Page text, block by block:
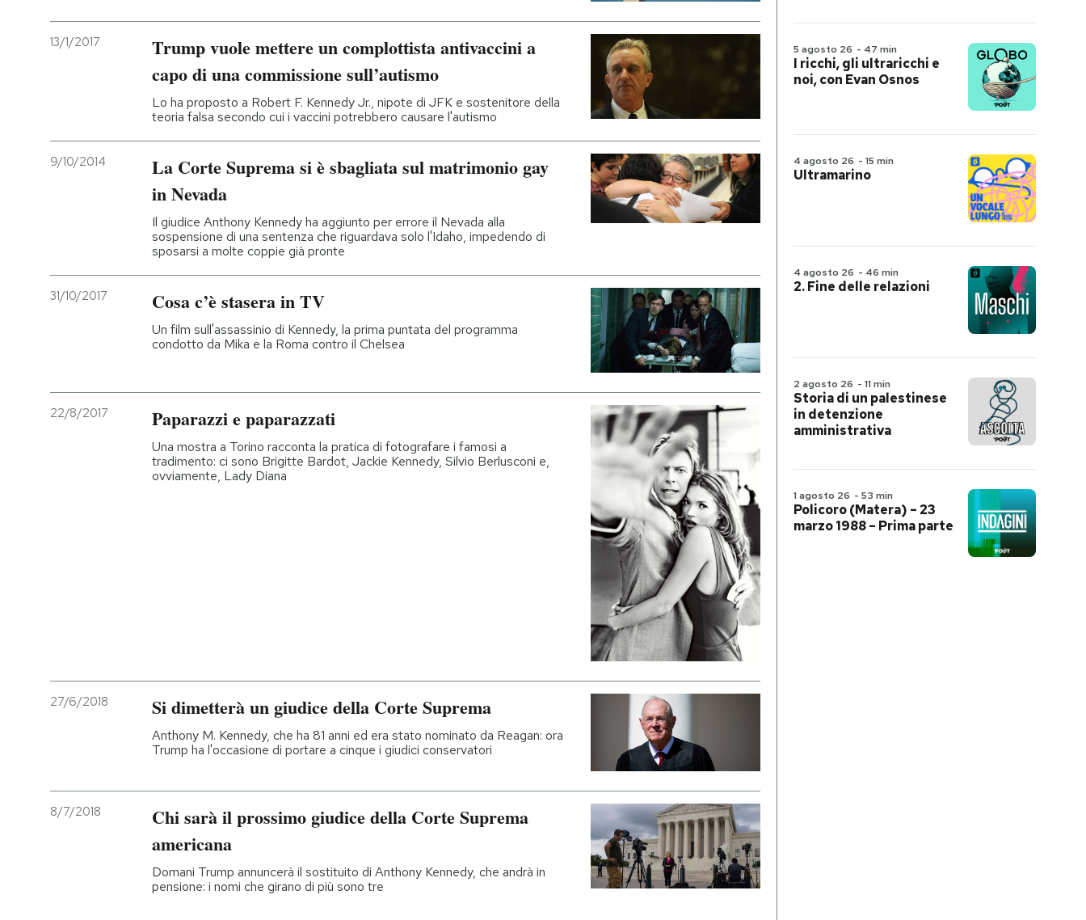
13/1/2017
Trump vuole mettere un complottista antivaccini a
capo di una commissione sull’autismo
Lo ha proposto a Robert F. Kennedy Jr., nipote di JFK e sostenitore della
teoria falsa secondo cui i vaccini potrebbero causare l'autismo
9/10/2014
La Corte Suprema si è sbagliata sul matrimonio gay
in Nevada
Il giudice Anthony Kennedy ha aggiunto per errore il Nevada alla
sospensione di una sentenza che riguardava solo l'Idaho, impedendo di
sposarsi a molte coppie già pronte
31/10/2017 Cosa c’è stasera in TV
Un film sull'assassinio di Kennedy, la prima puntata del programma
condotto da Mika e la Roma contro il Chelsea
22/8/2017 Paparazzi e paparazzati
Una mostra a Torino racconta la pratica di fotografare i famosi a
tradimento: ci sono Brigitte Bardot, Jackie Kennedy, Silvio Berlusconi e,
ovviamente, Lady Diana
27/6/2018 Si dimetterà un giudice della Corte Suprema
Anthony M. Kennedy, che ha 81 anni ed era stato nominato da Reagan: ora
Trump ha l'occasione di portare a cinque i giudici conservatori
8/7/2018
Chi sarà il prossimo giudice della Corte Suprema
americana
Domani Trump annuncerà il sostituito di Anthony Kennedy, che andrà in
pensione: i nomi che girano di più sono tre
5 agosto 26 - 47 min
I ricchi, gli ultraricchi e
noi, con Evan Osnos
4 agosto 26 - 15 min
Ultramarino
4 agosto 26 - 46 min
2. Fine delle relazioni
2 agosto 26 - 11 min
Storia di un palestinese
in detenzione
amministrativa
1 agosto 26 - 53 min
Policoro (Matera) – 23
marzo 1988 – Prima parte